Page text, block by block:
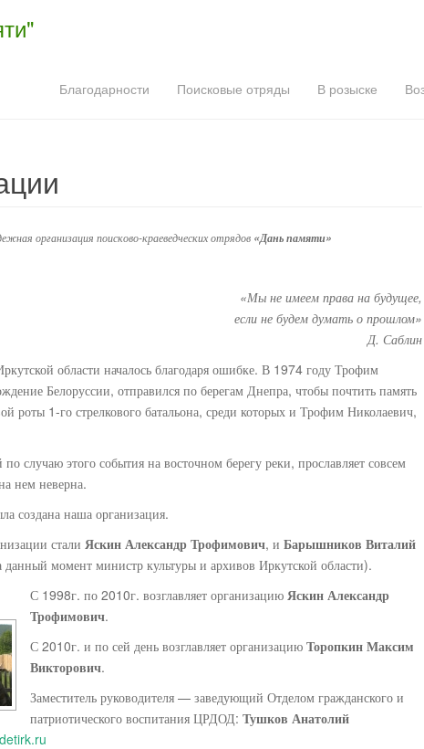
Благодарности Поисковые отряды В розыске
организация поисково-краеведческих отрядов «Дань памяти»
«Мы не имеем права на будущее,
если не будем думать о прошлом»
Д. Саблин
области началось благодаря ошибке. В 1974 году Трофим
Белоруссии, отправился по берегам Днепра, чтобы почтить память
роты 1-го стрелкового батальона, среди которых и Трофим Николаевич,
случаю этого события на восточном берегу реки, прославляет совсем
нем неверна.
создана наша организация.
стали Яскин Александр Трофимович, и Барышников Виталий
данный момент министр культуры и архивов Иркутской области).
С 1998г. по 2010г. возглавляет организацию Яскин Александр
Трофимович.
С 2010г. и по сей день возглавляет организацию Торопкин Максим
Викторович.
Заместитель руководителя — заведующий Отделом гражданского и
патриотического воспитания ЦРДОД: Тушков Анатолий